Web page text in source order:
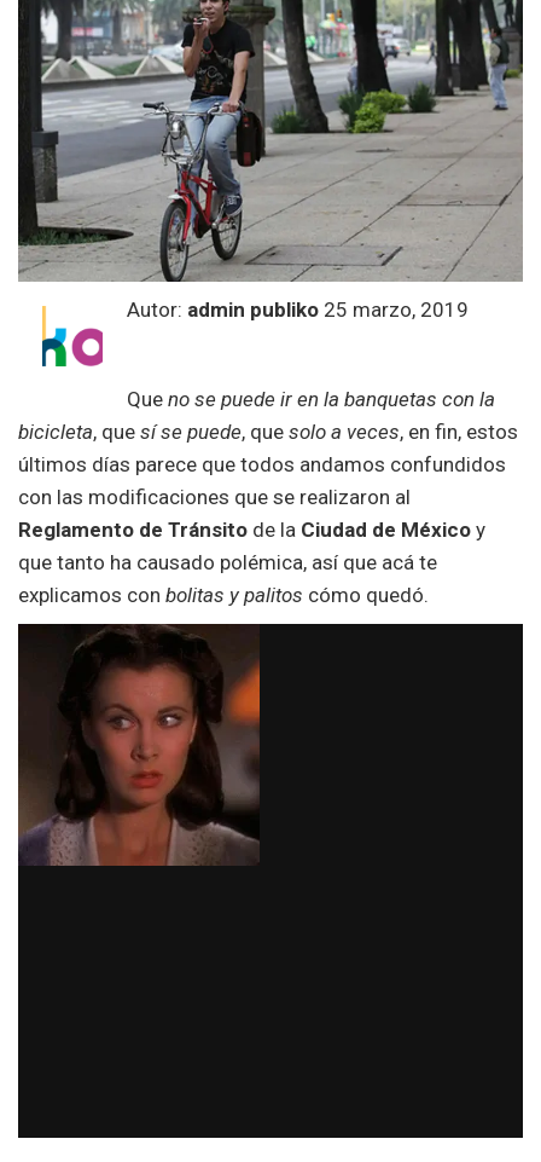
Autor: admin publiko 25 marzo, 2019
Que no se puede ir en la banquetas con la
bicicleta, que sí se puede, que solo a veces, en fin, estos
últimos días parece que todos andamos confundidos
con las modificaciones que se realizaron al
Reglamento de Tránsito de la Ciudad de México y
que tanto ha causado polémica, así que acá te
explicamos con bolitas y palitos cómo quedó.